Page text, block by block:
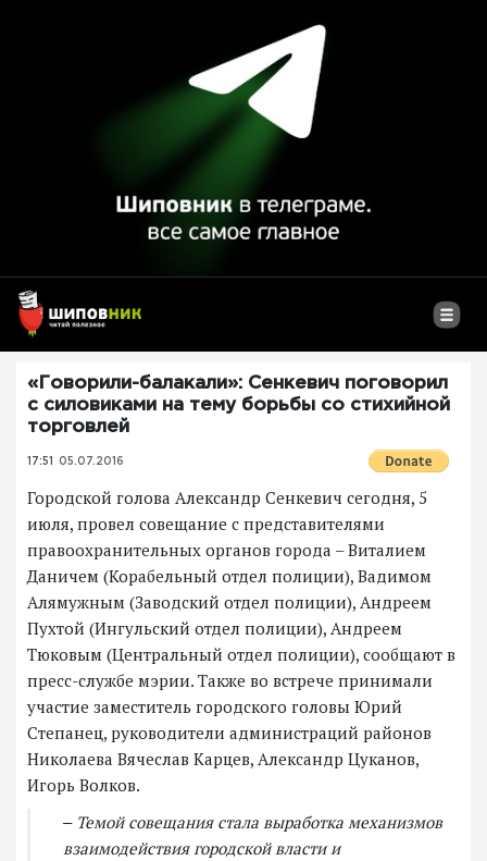
«Говорили-балакали»: Сенкевич поговорил
с силовиками на тему борьбы со стихийной
торговлей
17:51 05.07.2016
Городской голова Александр Сенкевич сегодня, 5
июля, провел совещание с представителями
правоохранительных органов города – Виталием
Даничем (Корабельный отдел полиции), Вадимом
Алямужным (Заводский отдел полиции), Андреем
Пухтой (Ингульский отдел полиции), Андреем
Тюковым (Центральный отдел полиции), сообщают в
пресс-службе мэрии. Также во встрече принимали
участие заместитель городского головы Юрий
Степанец, руководители администраций районов
Николаева Вячеслав Карцев, Александр Цуканов,
Игорь Волков.
‒ Темой совещания стала выработка механизмов
взаимодействия городской власти и